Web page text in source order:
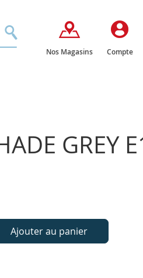
RechercherNos Magasins Compte
GREY
Ajouter au panier